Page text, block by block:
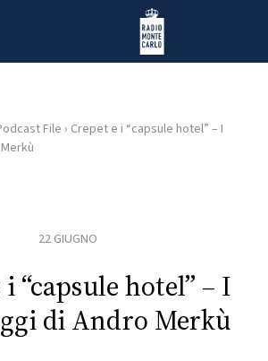
Radio Monte Carlo
File › Crepet e i “capsule hotel” – I
22 GIUGNO
“capsule hotel” – I
di Andro Merkù